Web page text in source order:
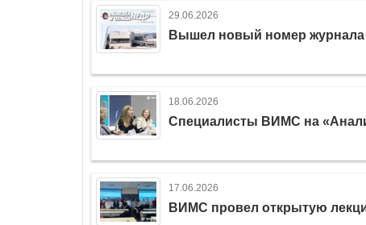
29.06.2026
Вышел новый номер журнала
18.06.2026
Специалисты ВИМС на
17.06.2026
ВИМС провел открытую